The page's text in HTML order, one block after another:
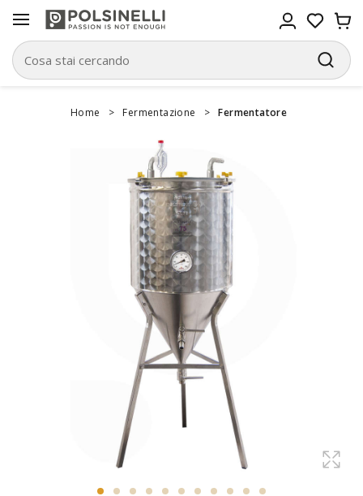
Home > Fermentazione > Fermentatore